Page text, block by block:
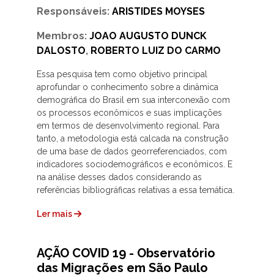
Responsáveis: ARISTIDES MOYSES
Membros: JOAO AUGUSTO DUNCK
DALOSTO, ROBERTO LUIZ DO CARMO
Essa pesquisa tem como objetivo principal
aprofundar o conhecimento sobre a dinâmica
demográfica do Brasil em sua interconexão com
os processos econômicos e suas implicações
em termos de desenvolvimento regional. Para
tanto, a metodologia está calcada na construção
de uma base de dados georreferenciados, com
indicadores sociodemográficos e econômicos. E
na análise desses dados considerando as
referências bibliográficas relativas a essa temática.
Ler mais
AÇÃO COVID 19 - Observatório
das Migrações em São Paulo